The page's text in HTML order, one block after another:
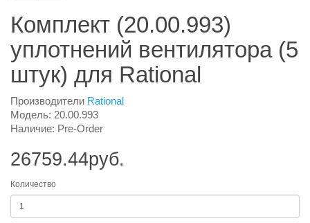
Комплект (20.00.993)
уплотнений вентилятора (5
штук) для Rational
Производители Rational
Модель: 20.00.993
Наличие: Pre-Order
26759.44руб.
Количество